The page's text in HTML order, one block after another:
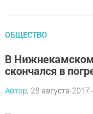
ОБЩЕСТВО
В Нижнекамском
скончался в
Автор, 28 августа 2017